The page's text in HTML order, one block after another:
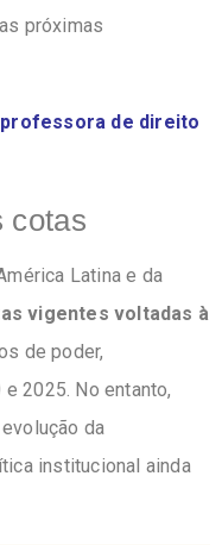
próximas
de direito
cotas
Latina e da
vigentes voltadas à
de poder,
2025. No entanto,
da
institucional ainda